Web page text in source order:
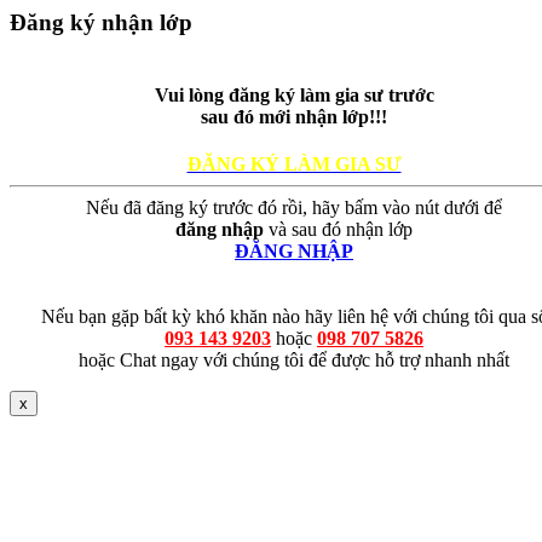
Đăng ký nhận lớp
Vui lòng đăng ký làm gia sư trước
sau đó mới nhận lớp!!!
ĐĂNG KÝ LÀM GIA SƯ
Nếu đã đăng ký trước đó rồi, hãy bấm vào nút dưới để
đăng nhập và sau đó nhận lớp
ĐĂNG NHẬP
Nếu bạn gặp bất kỳ khó khăn nào hãy liên hệ với chúng tôi qua
093 143 9203 hoặc 098 707 5826
hoặc Chat ngay với chúng tôi để được hỗ trợ nhanh nhất
x